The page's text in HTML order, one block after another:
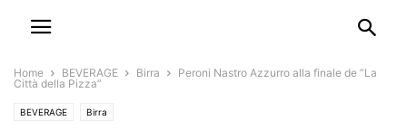
Home BEVERAGE Birra
Peroni Nastro Azzurro alla finale de ”La
Città della Pizza”
BEVERAGE Birra